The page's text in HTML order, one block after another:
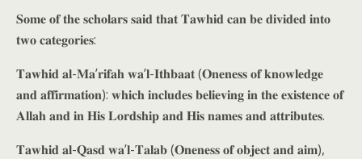
𝐒𝐨𝐦𝐞 𝐨𝐟 𝐭𝐡𝐞 𝐬𝐜𝐡𝐨𝐥𝐚𝐫𝐬 𝐬𝐚𝐢𝐝 𝐭𝐡𝐚𝐭 𝐓𝐚𝐰𝐡𝐢𝐝 𝐜𝐚𝐧 𝐛𝐞 𝐝𝐢𝐯𝐢𝐝𝐞𝐝 𝐢𝐧𝐭𝐨
𝐭𝐰𝐨 𝐜𝐚𝐭𝐞𝐠𝐨𝐫𝐢𝐞𝐬:
𝐓𝐚𝐰𝐡𝐢𝐝 𝐚𝐥-𝐌𝐚’𝐫𝐢𝐟𝐚𝐡 𝐰𝐚’𝐥-𝐈𝐭𝐡𝐛𝐚𝐚𝐭 (𝐎𝐧𝐞𝐧𝐞𝐬𝐬 𝐨𝐟 𝐤𝐧𝐨𝐰𝐥𝐞𝐝𝐠𝐞
𝐚𝐧𝐝 𝐚𝐟𝐟𝐢𝐫𝐦𝐚𝐭𝐢𝐨𝐧): 𝐰𝐡𝐢𝐜𝐡 𝐢𝐧𝐜𝐥𝐮𝐝𝐞𝐬 𝐛𝐞𝐥𝐢𝐞𝐯𝐢𝐧𝐠 𝐢𝐧 𝐭𝐡𝐞 𝐞𝐱𝐢𝐬𝐭𝐞𝐧𝐜𝐞 𝐨𝐟
𝐀𝐥𝐥𝐚𝐡 𝐚𝐧𝐝 𝐢𝐧 𝐇𝐢𝐬 𝐋𝐨𝐫𝐝𝐬𝐡𝐢𝐩 𝐚𝐧𝐝 𝐇𝐢𝐬 𝐧𝐚𝐦𝐞𝐬 𝐚𝐧𝐝 𝐚𝐭𝐭𝐫𝐢𝐛𝐮𝐭𝐞𝐬.
𝐓𝐚𝐰𝐡𝐢𝐝 𝐚𝐥-𝐐𝐚𝐬𝐝 𝐰𝐚’𝐥-𝐓𝐚𝐥𝐚𝐛 (𝐎𝐧𝐞𝐧𝐞𝐬𝐬 𝐨𝐟 𝐨𝐛𝐣𝐞𝐜𝐭 𝐚𝐧𝐝 𝐚𝐢𝐦),